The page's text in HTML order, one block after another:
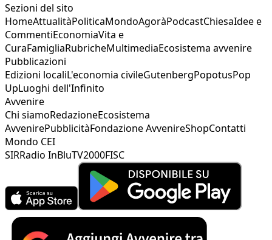
Sezioni del sito
HomeAttualitàPoliticaMondoAgoràPodcastChiesaIdee e
CommentiEconomiaVita e
CuraFamigliaRubricheMultimediaEcosistema avvenire
Pubblicazioni
Edizioni localiL'economia civileGutenbergPopotusPop
UpLuoghi dell'Infinito
Avvenire
Chi siamoRedazioneEcosistema
AvvenirePubblicitàFondazione AvvenireShopContatti
Mondo CEI
SIRRadio InBluTV2000FISC